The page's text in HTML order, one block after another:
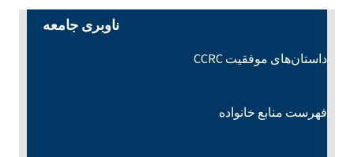
ناوبری جامعه
داستان‌های موفقیت CCRC
فهرست منابع خانواده